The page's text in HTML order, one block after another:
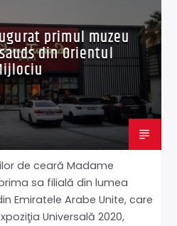
primul muzeu
din Orientul
de ceară Madame
sa filială din lumea
Emiratele Arabe Unite, care
Universală 2020,